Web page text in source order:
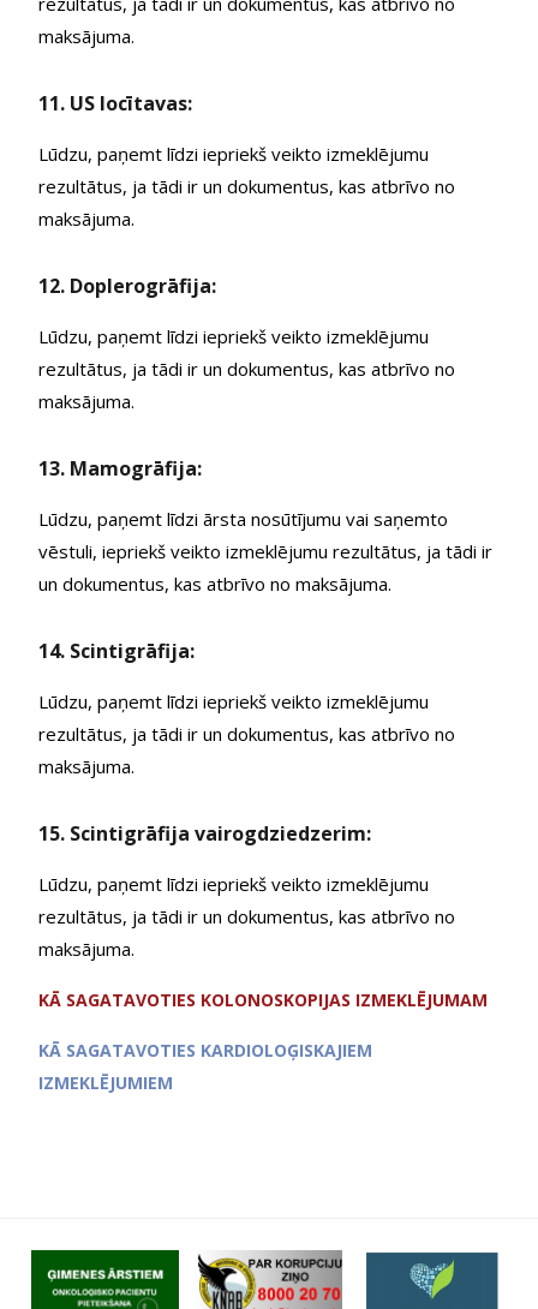
maksājuma.
11. US locītavas:
Lūdzu, paņemt līdzi iepriekš veikto izmeklējumu
rezultātus, ja tādi ir un dokumentus, kas atbrīvo no
maksājuma.
12. Doplerogrāfija:
Lūdzu, paņemt līdzi iepriekš veikto izmeklējumu
rezultātus, ja tādi ir un dokumentus, kas atbrīvo no
maksājuma.
13. Mamogrāfija:
Lūdzu, paņemt līdzi ārsta nosūtījumu vai saņemto
vēstuli, iepriekš veikto izmeklējumu rezultātus, ja tādi ir
un dokumentus, kas atbrīvo no maksājuma.
14. Scintigrāfija:
Lūdzu, paņemt līdzi iepriekš veikto izmeklējumu
rezultātus, ja tādi ir un dokumentus, kas atbrīvo no
maksājuma.
15. Scintigrāfija vairogdziedzerim:
Lūdzu, paņemt līdzi iepriekš veikto izmeklējumu
rezultātus, ja tādi ir un dokumentus, kas atbrīvo no
maksājuma.
KĀ SAGATAVOTIES KOLONOSKOPIJAS IZMEKLĒJUMAM
KĀ SAGATAVOTIES KARDIOLOĢISKAJIEM
IZMEKLĒJUMIEM